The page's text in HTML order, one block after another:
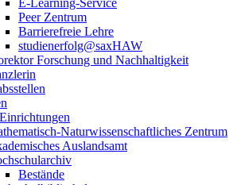
Peer Zentrum
Barrierefreie Lehre
studienerfolg@saxHAW
Forschung und Nachhaltigkeit
Naturwissenschaftliches Zentrum
Auslandsamt
Bestände